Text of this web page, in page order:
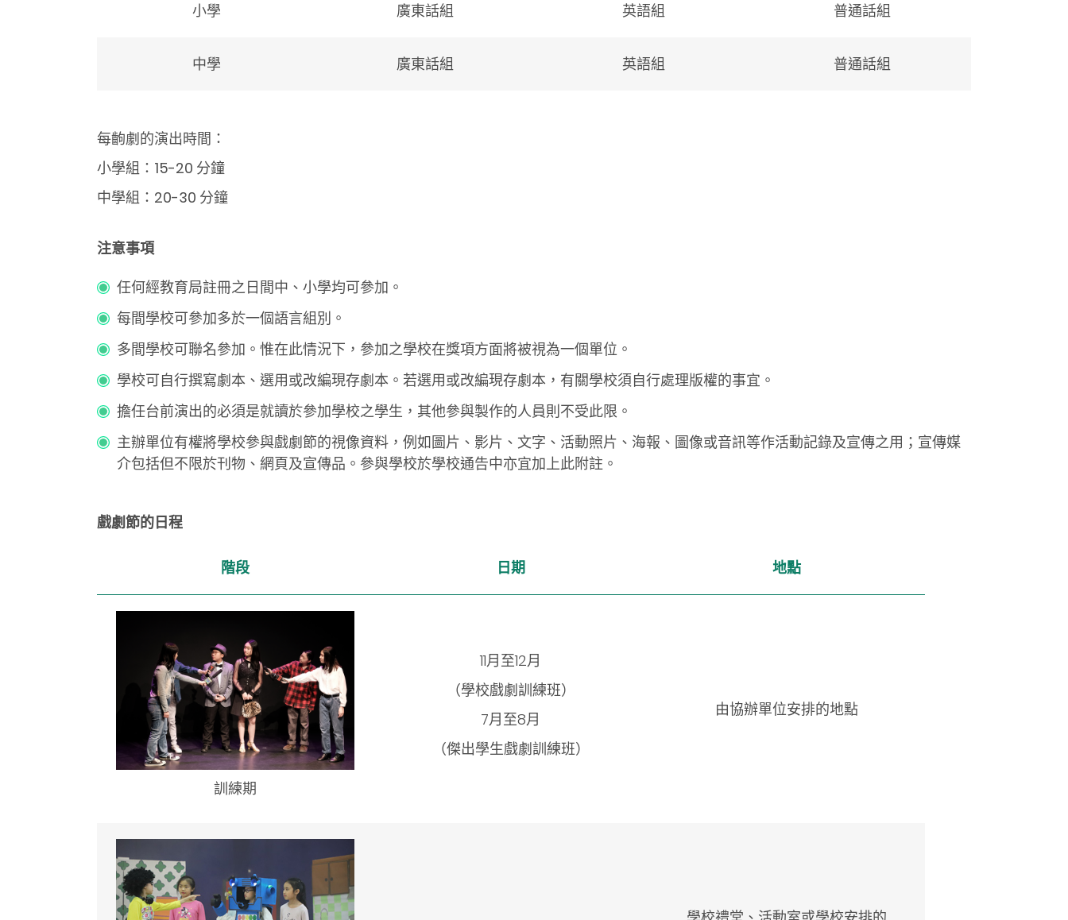
小學 廣東話組 英語組 普通話組
中學 廣東話組 英語組 普通話組
每齣劇的演出時間：
小學組：15-20 分鐘
中學組：20-30 分鐘
注意事項
任何經教育局註冊之日間中、小學均可參加。
每間學校可參加多於一個語言組別。
多間學校可聯名參加。惟在此情況下，參加之學校在獎項方面將被視為一個單位。
學校可自行撰寫劇本、選用或改編現存劇本。若選用或改編現存劇本，有關學校須自行處理版權的事宜。
擔任台前演出的必須是就讀於參加學校之學生，其他參與製作的人員則不受此限。
主辦單位有權將學校參與戲劇節的視像資料，例如圖片、影片、文字、活動照片、海報、圖像或音訊等作活動記錄及宣傳之用；宣傳媒
介包括但不限於刊物、網頁及宣傳品。參與學校於學校通告中亦宜加上此附註。
戲劇節的日程
階段 日期 地點
訓練期
11月至12月
（學校戲劇訓練班）
7月至8月
（傑出學生戲劇訓練班）
由協辦單位安排的地點